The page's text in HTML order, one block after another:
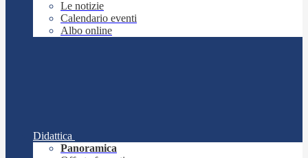
Le notizie
Calendario eventi
Albo online
Didattica
Panoramica